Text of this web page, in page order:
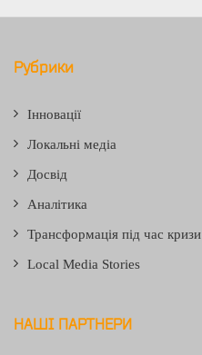
Рубрики
Інновації
Локальні медіа
Досвід
Аналітика
Трансформація під час кризи
Local Media Stories
НАШІ ПАРТНЕРИ